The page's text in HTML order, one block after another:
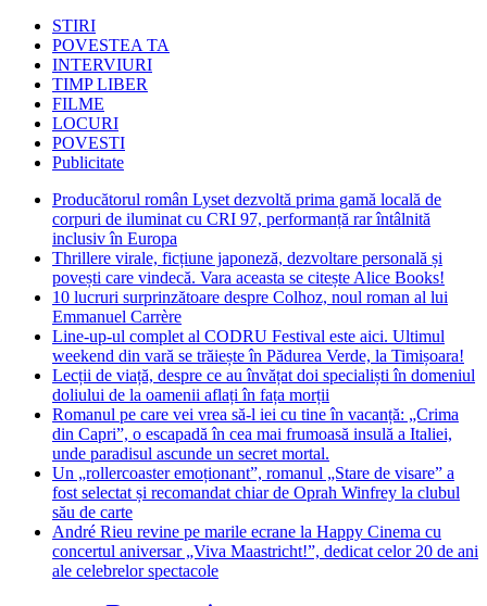
STIRI
POVESTEA TA
INTERVIURI
TIMP LIBER
FILME
LOCURI
POVESTI
Publicitate
Producătorul român Lyset dezvoltă prima gamă locală de
corpuri de iluminat cu CRI 97, performanță rar întâlnită
inclusiv în Europa
Thrillere virale, ficțiune japoneză, dezvoltare personală și
povești care vindecă. Vara aceasta se citește Alice Books!
10 lucruri surprinzătoare despre Colhoz, noul roman al lui
Emmanuel Carrère
Line-up-ul complet al CODRU Festival este aici. Ultimul
weekend din vară se trăiește în Pădurea Verde, la Timișoara!
Lecții de viață, despre ce au învățat doi specialiști în domeniul
doliului de la oamenii aflați în fața morții
Romanul pe care vei vrea să-l iei cu tine în vacanță: „Crima
din Capri”, o escapadă în cea mai frumoasă insulă a Italiei,
unde paradisul ascunde un secret mortal.
Un „rollercoaster emoționant”, romanul „Stare de visare” a
fost selectat și recomandat chiar de Oprah Winfrey la clubul
său de carte
André Rieu revine pe marile ecrane la Happy Cinema cu
concertul aniversar „Viva Maastricht!”, dedicat celor 20 de ani
ale celebrelor spectacole